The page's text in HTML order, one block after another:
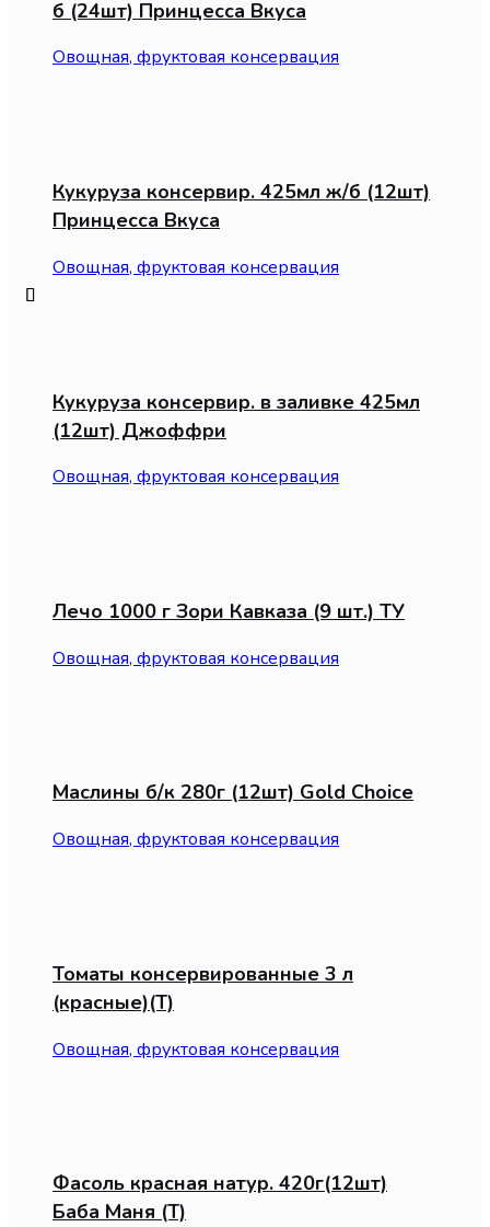
б (24шт) Принцесса Вкуса
Овощная, фруктовая консервация
Кукуруза консервир. 425мл ж/б (12шт)
Принцесса Вкуса
Овощная, фруктовая консервация
Кукуруза консервир. в заливке 425мл
(12шт) Джоффри
Овощная, фруктовая консервация
Лечо 1000 г Зори Кавказа (9 шт.) ТУ
Овощная, фруктовая консервация
Маслины б/к 280г (12шт) Gold Choice
Овощная, фруктовая консервация
Томаты консервированные 3 л
(красные)(Т)
Овощная, фруктовая консервация
Фасоль красная натур. 420г(12шт)
Баба Маня (Т)